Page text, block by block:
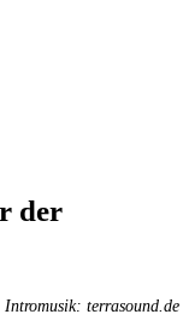
der
Intromusik: terrasound.de